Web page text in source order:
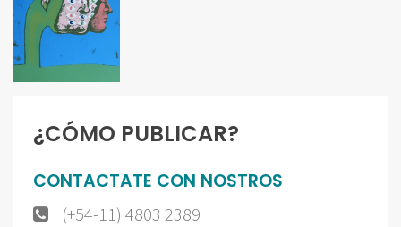
¿CÓMO PUBLICAR?
CONTACTATE CON NOSTROS
(+54-11) 4803 2389